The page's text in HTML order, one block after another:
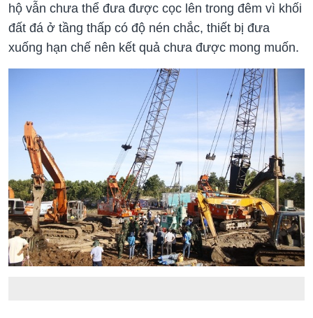
hộ vẫn chưa thể đưa được cọc lên trong đêm vì khối
đất đá ở tầng thấp có độ nén chắc, thiết bị đưa
xuống hạn chế nên kết quả chưa được mong muốn.